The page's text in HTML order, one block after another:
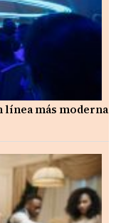
línea más moderna